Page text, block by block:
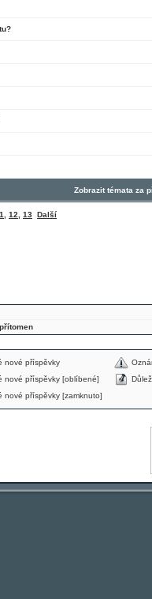
Zobrazit témata za
12 13 Další
nové příspěvky
nové příspěvky [oblíbené]
nové příspěvky [zamknuto]